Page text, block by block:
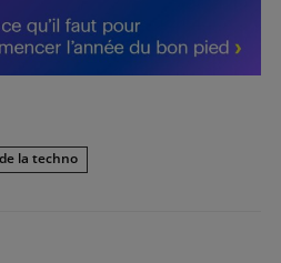
la techno